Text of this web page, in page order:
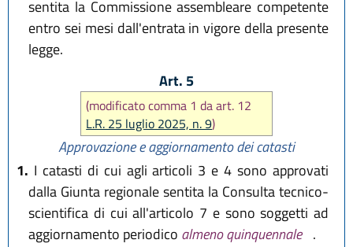
sentita la Commissione assembleare competente
entro sei mesi dall'entrata in vigore della presente
legge.
Art. 5
(modificato comma 1 da art. 12
L.R. 25 luglio 2025, n. 9)
Approvazione e aggiornamento dei catasti
1. I catasti di cui agli articoli 3 e 4 sono approvati
dalla Giunta regionale sentita la Consulta tecnico-
scientifica di cui all'articolo 7 e sono soggetti ad
aggiornamento periodico almeno quinquennale .